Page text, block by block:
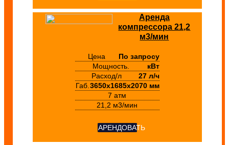
Аренда
компрессора 21,2
м3/мин
Цена
По запросу
Мощность.
кВт
Расход/л
27 л/ч
Габ.3650х1685х2070 мм
7 атм
21,2 м3/мин
АРЕНДОВАТЬ